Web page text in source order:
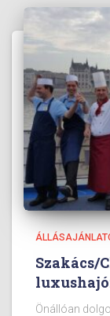
Szakács/
Önállóan